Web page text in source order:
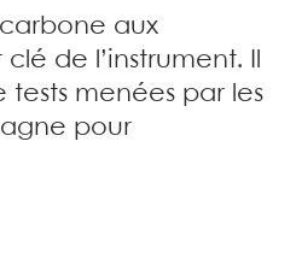
aux
de l’instrument. Il
tests menées par les
pour